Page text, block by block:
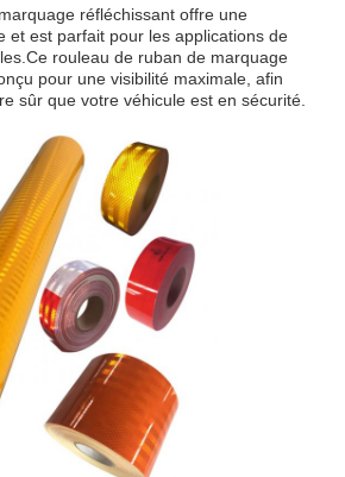
réfléchissant offre une
et est parfait pour les applications de
rouleau de ruban de marquage
pour une visibilité maximale, afin
sûr que votre véhicule est en sécurité.